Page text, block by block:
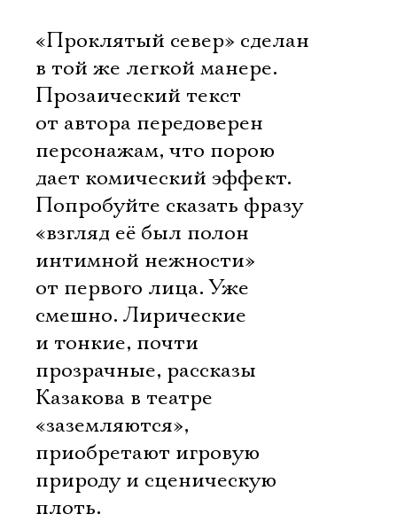
«Проклятый север» сделан
в той же легкой манере.
Прозаический текст
от автора передоверен
персонажам, что порою
дает комический эффект.
Попробуйте сказать фразу
«взгляд её был полон
интимной нежности»
от первого лица. Уже
смешно. Лирические
и тонкие, почти
прозрачные, рассказы
Казакова в театре
«заземляются»,
приобретают игровую
природу и сценическую
плоть.